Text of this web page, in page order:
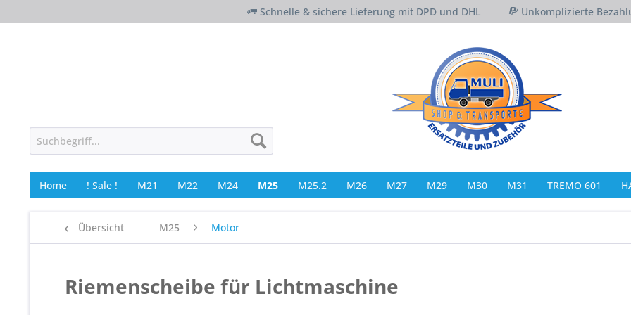
Schnelle & sichere Lieferung mit DPD und DHL Unkomplizierte
Home ! Sale ! M21 M22 M24 M25 M25.2 M26 M27 M29 M30 M31 TREMO 601
Übersicht M25 Motor
Riemenscheibe für Lichtmaschine